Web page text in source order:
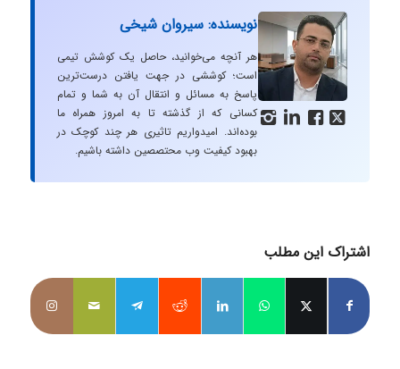
   
نویسنده: سیروان شیخی
هر آنچه می‌خوانید، حاصل یک کوشش تیمی
است؛ کوششی در جهت یافتن درست‌ترین
پاسخ به مسائل و انتقال آن به شما و تمام
کسانی که از گذشته تا به امروز همراه ما
بوده‌اند. امیدواریم تاثیری هر چند کوچک در
بهبود کیفیت وب محتصصین داشته باشیم.
اشتراک این مطلب